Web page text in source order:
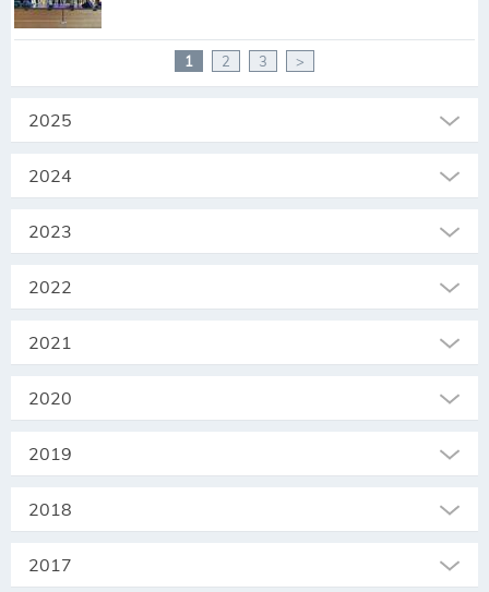
1 2 3 >
2025
2024
2023
2022
2021
2020
2019
2018
2017